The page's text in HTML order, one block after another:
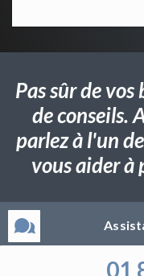
Pas sûr de vos
de conseils.
parlez à l'un
vous aider à
01